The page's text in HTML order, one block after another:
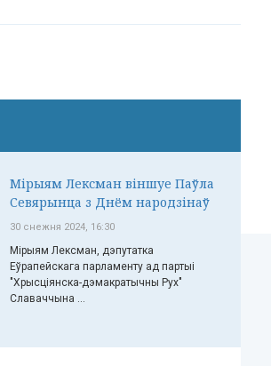
Мірыям Лексман віншуе Паўла
Севярынца з Днём народзінаў
30 снежня 2024, 16:30
Мірыям Лексман, дэпутатка
Еўрапейскага парламенту ад партыі
"Хрысціянска-дэмакратычны Рух"
Славаччына ...